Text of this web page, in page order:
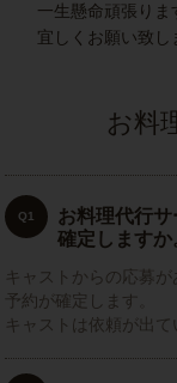
一生懸命頑張りま
宜しくお願い致し
お料
Q1
お料理代行
確定しますか
キャストからの応募
予約が確定します。
キャストは依頼が出